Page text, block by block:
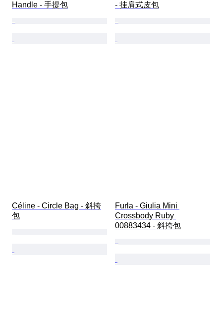
Handle - 手提包
- 挂肩式皮包
Céline - Circle Bag - 斜挎
包
Furla - Giulia Mini
Crossbody Ruby
00883434 - 斜挎包